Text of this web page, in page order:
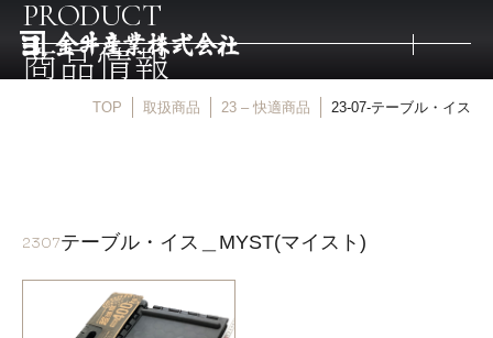
金井産業の強み
PRODUCT
商品情報
TOP 取扱商品 23 – 快適商品 23-07-テーブル・イス
2307テーブル・イス＿MYST(マイスト)